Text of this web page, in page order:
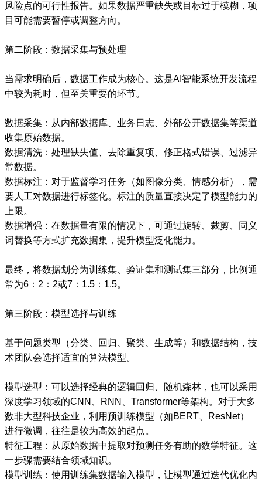
风险点的可行性报告。如果数据严重缺失或目标过于模糊，项
目可能需要暂停或调整方向。
第二阶段：数据采集与预处理
当需求明确后，数据工作成为核心。这是AI智能系统开发流程
中较为耗时，但至关重要的环节。
数据采集：从内部数据库、业务日志、外部公开数据集等渠道
收集原始数据。
数据清洗：处理缺失值、去除重复项、修正格式错误、过滤异
常数据。
数据标注：对于监督学习任务（如图像分类、情感分析），需
要人工对数据进行标签化。标注的质量直接决定了模型能力的
上限。
数据增强：在数据量有限的情况下，可通过旋转、裁剪、同义
词替换等方式扩充数据集，提升模型泛化能力。
最终，将数据划分为训练集、验证集和测试集三部分，比例通
常为6：2：2或7：1.5：1.5。
第三阶段：模型选择与训练
基于问题类型（分类、回归、聚类、生成等）和数据结构，技
术团队会选择适宜的算法模型。
模型选型：可以选择经典的逻辑回归、随机森林，也可以采用
深度学习领域的CNN、RNN、Transformer等架构。对于大多
数非大型科技企业，利用预训练模型（如BERT、ResNet）
进行微调，往往是较为高效的起点。
特征工程：从原始数据中提取对预测任务有助的数学特征。这
一步骤需要结合领域知识。
模型训练：使用训练集数据输入模型，让模型通过迭代优化内